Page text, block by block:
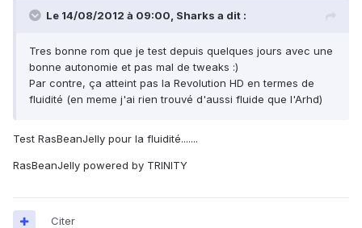
Le 14/08/2012 à 09:00, Sharks a dit :
Tres bonne rom que je test depuis quelques jours avec une
bonne autonomie et pas mal de tweaks :)
Par contre, ça atteint pas la Revolution HD en termes de
fluidité (en meme j'ai rien trouvé d'aussi fluide que l'Arhd)
Test RasBeanJelly pour la fluidité.......
RasBeanJelly powered by TRINITY
Citer